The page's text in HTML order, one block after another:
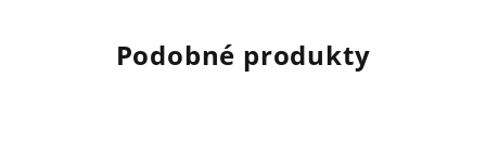
Podobné produkty